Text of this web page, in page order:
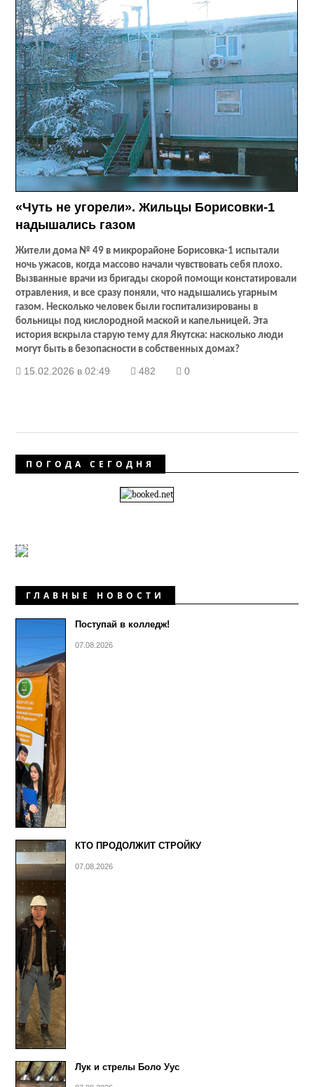
«Чуть не угорели». Жильцы Борисовки-1
надышались газом
Жители дома № 49 в микрорайоне Борисовка-1 испытали
ночь ужасов, когда массово начали чувствовать себя плохо.
Вызванные врачи из бригады скорой помощи констатировали
отравления, и все сразу поняли, что надышались угарным
газом. Несколько человек были госпитализированы в
больницы под кислородной маской и капельницей. Эта
история вскрыла старую тему для Якутска: насколько люди
могут быть в безопасности в собственных домах?
15.02.2026 в 02:49 482 0
ПОГОДА СЕГОДНЯ
ГЛАВНЫЕ НОВОСТИ
Поступай в колледж!
07.08.2026
КТО ПРОДОЛЖИТ СТРОЙКУ
07.08.2026
Лук и стрелы Боло Уус